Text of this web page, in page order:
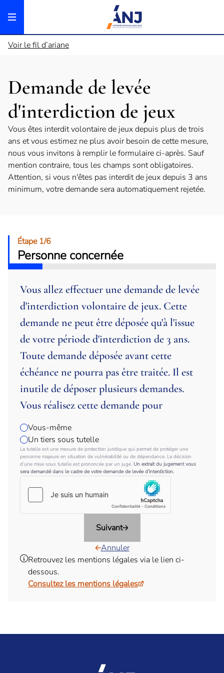
Voir le fil d’ariane
Demande de levée
d'interdiction de jeux
Vous êtes interdit volontaire de jeux depuis plus de trois
ans et vous estimez ne plus avoir besoin de cette mesure,
nous vous invitons à remplir le formulaire ci-après. Sauf
mention contraire, tous les champs sont obligatoires.
Attention, si vous n'êtes pas interdit de jeux depuis 3 ans
minimum, votre demande sera automatiquement rejetée.
Étape 1/6
Personne concernée
Vous allez effectuer une demande de levée
d'interdiction volontaire de jeux. Cette
demande ne peut être déposée qu'à l'issue
de votre période d'interdiction de 3 ans.
Toute demande déposée avant cette
échéance ne pourra pas être traitée. Il est
inutile de déposer plusieurs demandes.
Vous réalisez cette demande pour
Vous-même
Un tiers sous tutelle
La tutelle est une mesure de protection juridique qui permet de protéger une
personne majeure en situation de vulnérabilité ou de dépendance. La décision
d’une mise sous tutelle est prononcée par un juge. Un extrait du jugement vous
sera demandé dans le cadre de votre demande de levée d'interdiction.
Suivant
Annuler
Retrouvez les mentions légales via le lien ci-
dessous.
Consultez les mentions légales